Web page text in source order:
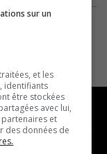
sur un
et les
identifiants
être stockées
avec lui,
et
des données de